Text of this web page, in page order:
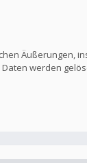
Äußerungen,
werden